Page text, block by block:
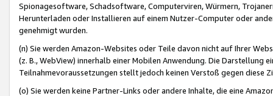
Spionagesoftware, Schadsoftware, Computerviren, Würmern,
Herunterladen oder Installieren auf einem Nutzer-Computer oder
genehmigt wurden.
(n) Sie werden Amazon-Websites oder Teile davon nicht auf Ihrer
(z. B., WebView) innerhalb einer Mobilen Anwendung. Die Darstellung
Teilnahmevoraussetzungen stellt jedoch keinen Verstoß gegen diese
(o) Sie werden keine Partner-Links oder andere Inhalte, die eine